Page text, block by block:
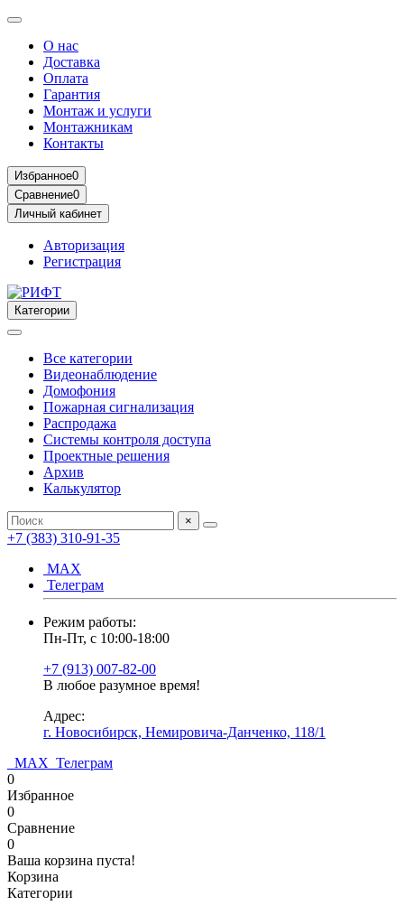
О нас
Доставка
Оплата
Гарантия
Монтаж и услуги
Монтажникам
Контакты
Избранное0
Сравнение0
Личный кабинет
Авторизация
Регистрация
Категории
Все категории
Видеонаблюдение
Домофония
Пожарная сигнализация
Распродажа
Системы контроля доступа
Проектные решения
Архив
Калькулятор
×
+7 (383) 310-91-35
МАХ
Телеграм
Режим работы:
Пн-Пт, с 10:00-18:00
+7 (913) 007-82-00
В любое разумное время!
Адрес:
г. Новосибирск, Немировича-Данченко, 118/1
МАХ Телеграм
0
Избранное
0
Сравнение
0
Ваша корзина пуста!
Корзина
Категории